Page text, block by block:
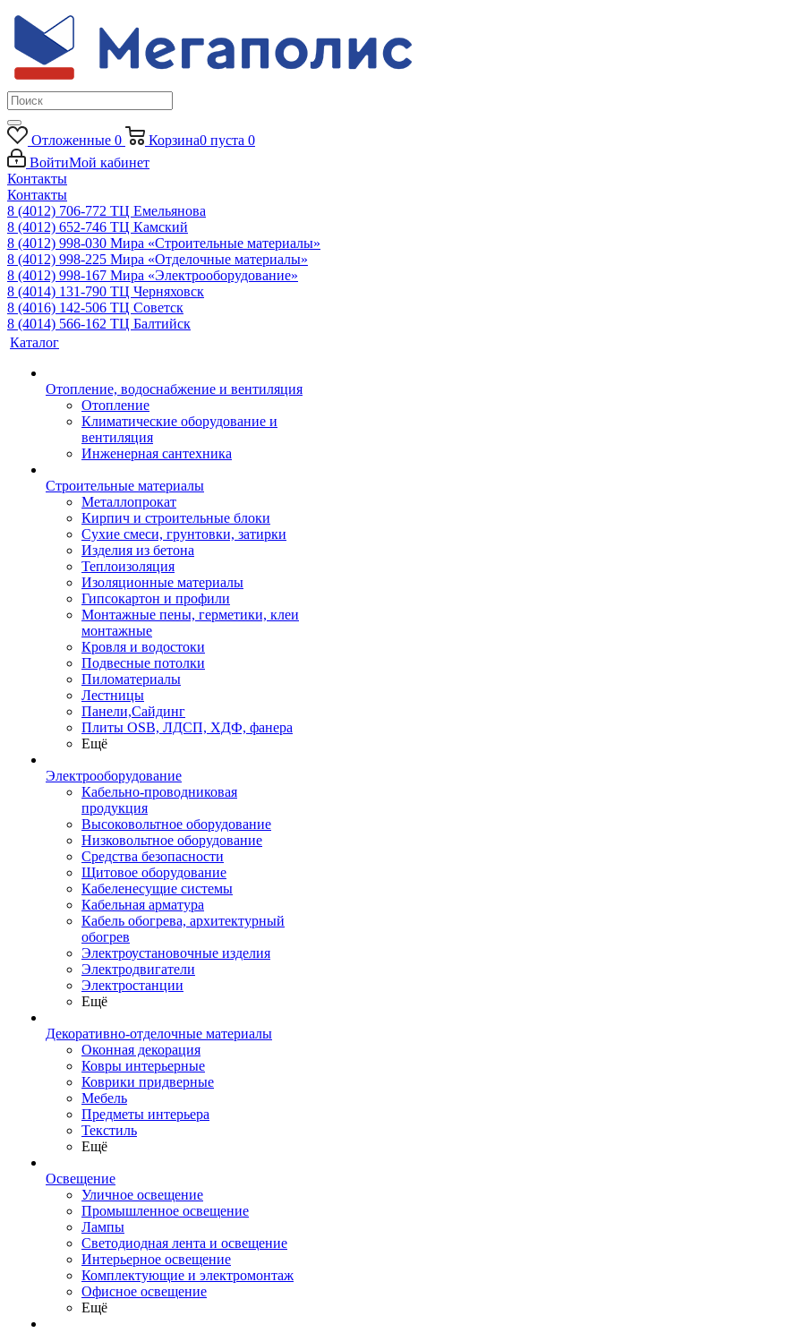
Отложенные 0 Корзина0 пуста 0
ВойтиМой кабинет
Контакты
Контакты
8 (4012) 706-772 ТЦ Емельянова
8 (4012) 652-746 ТЦ Камский
8 (4012) 998-030 Мира «Строительные материалы»
8 (4012) 998-225 Мира «Отделочные материалы»
8 (4012) 998-167 Мира «Электрооборудование»
8 (4014) 131-790 ТЦ Черняховск
8 (4016) 142-506 ТЦ Советск
8 (4014) 566-162 ТЦ Балтийск
Каталог
Отопление, водоснабжение и вентиляция
Отопление
Климатические оборудование и
вентиляция
Инженерная сантехника
Строительные материалы
Металлопрокат
Кирпич и строительные блоки
Сухие смеси, грунтовки, затирки
Изделия из бетона
Теплоизоляция
Изоляционные материалы
Гипсокартон и профили
Монтажные пены, герметики, клеи
монтажные
Кровля и водостоки
Подвесные потолки
Пиломатериалы
Лестницы
Панели,Сайдинг
Плиты OSB, ЛДСП, ХДФ, фанера
Ещё
Электрооборудование
Кабельно-проводниковая
продукция
Высоковольтное оборудование
Низковольтное оборудование
Средства безопасности
Щитовое оборудование
Кабеленесущие системы
Кабельная арматура
Кабель обогрева, архитектурный
обогрев
Электроустановочные изделия
Электродвигатели
Электростанции
Ещё
Декоративно-отделочные материалы
Оконная декорация
Ковры интерьерные
Коврики придверные
Мебель
Предметы интерьера
Текстиль
Ещё
Освещение
Уличное освещение
Промышленное освещение
Лампы
Светодиодная лента и освещение
Интерьерное освещение
Комплектующие и электромонтаж
Офисное освещение
Ещё